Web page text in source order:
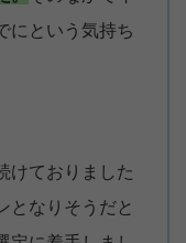
にという気持ち
けておりました
となりそうだと